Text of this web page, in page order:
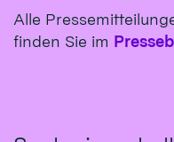
Alle
finden Sie im